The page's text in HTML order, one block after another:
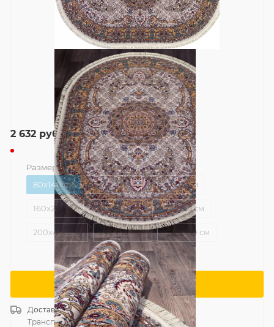
2 632 руб.
Размер — 80x140 см
80x140 см
120x170 см 120x300 см
160x220 см 160x300 см 200x285 см
200x400 см 240x330 см 280x370 см
Сообщить о поступлении
ДоставкаРоссия
Транспортной компанией—бесплатно